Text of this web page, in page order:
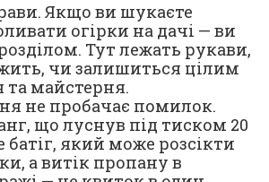
Якщо ви шукаєте
огірки на дачі — ви
Тут лежать рукави,
чи залишиться цілим
майстерня.
не пробачає помилок.
що луснув під тиском 20
який може розсікти
а витік пропану в